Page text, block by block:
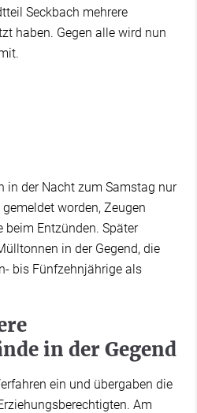
Seckbach mehrere
haben. Gegen alle wird nun
in der Nacht zum Samstag nur
worden, Zeugen
Entzünden. Später
in der Gegend, die
bis Fünfzehnjährige als
in der Gegend
ein und übergaben die
Am